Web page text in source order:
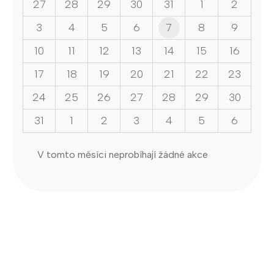
27
28 29 30 31 1
2
3
4 5 6 7 8
9
10
11 12 13 14 15
16
17
18 19 20 21 22
23
24
25 26 27 28 29
30
31
1 2 3 4 5 6
V tomto měsíci neprobíhají žádné akce